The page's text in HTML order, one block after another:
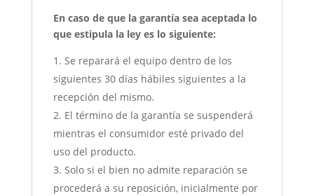
En caso de que la garantía sea aceptada lo
que estipula la ley es lo siguiente:
Se reparará el equipo dentro de los
siguientes 30 días hábiles siguientes a la
recepción del mismo.
El término de la garantía se suspenderá
mientras el consumidor esté privado del
uso del producto.
Solo si el bien no admite reparación se
procederá a su reposición, inicialmente por